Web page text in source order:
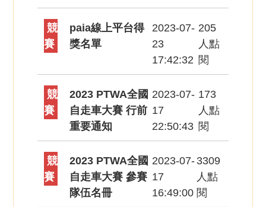
競
賽
paia線上平台得
獎名單
2023-07-
23
17:42:32
205
人點
閱
競
賽
2023 PTWA全國
自走車大賽 行前
重要通知
2023-07-
17
22:50:43
173
人點
閱
競
賽
2023 PTWA全國
自走車大賽 參賽
隊伍名冊
2023-07-
17
16:49:00
3309
人點
閱